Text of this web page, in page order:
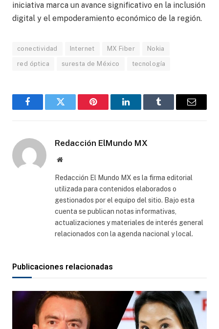
iniciativa marca un avance significativo en la inclusión
digital y el empoderamiento económico de la región.
conectividad Internet MX Fiber Nokia
red óptica suresta de México tecnología
FacebookGorjeo Pinterest LinkedInTumblr
Correo
Redacción ElMundo MX
Sitio
Redacción El Mundo MX es la firma editorial
utilizada para contenidos elaborados o
gestionados por el equipo del sitio. Bajo esta
cuenta se publican notas informativas,
actualizaciones y materiales de interés general
relacionados con la agenda nacional y local.
Publicaciones relacionadas